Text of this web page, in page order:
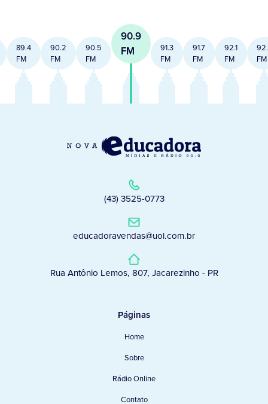
89.4
FM
90.2
FM
90.5
FM
90.9
FM
91.3
FM
91.7
FM
92.1
FM
FM
(43) 3525-0773
educadoravendas@uol.com.br
Rua Antônio Lemos, 807, Jacarezinho - PR
Páginas
Home
Sobre
Rádio Online
Contato